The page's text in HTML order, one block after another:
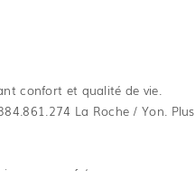
confort et qualité de vie.
La Roche / Yon. Plus